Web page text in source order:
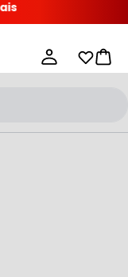
Mes